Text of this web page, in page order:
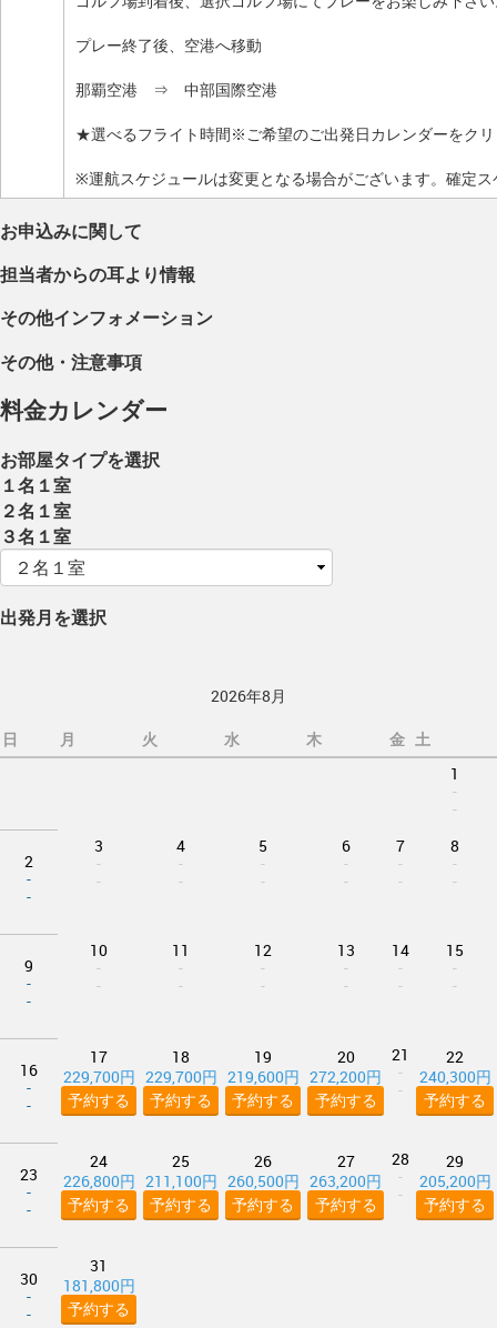
プレー終了後、空港へ移動
那覇空港 ⇒ 中部国際空港
★選べるフライト時間※ご希望のご出発日カレンダーをク
※運航スケジュールは変更となる場合がございます。確定
お申込みに関して
担当者からの耳より情報
その他インフォメーション
その他・注意事項
料金カレンダー
お部屋タイプを選択
１名１室
２名１室
３名１室
出発月を選択
2026年8月
日 月 火 水 木 金 土
1
-
-
2
-
-
3
-
-
4
-
-
5
-
-
6
-
-
7
-
-
8
-
-
9
-
-
10
-
-
11
-
-
12
-
-
13
-
-
14
-
-
15
-
-
16
-
-
17
229,700円
予約する
18
229,700円
予約する
19
219,600円
予約する
20
272,200円
予約する
21
-
-
22
240,300円
予約する
23
-
-
24
226,800円
予約する
25
211,100円
予約する
26
260,500円
予約する
27
263,200円
予約する
28
-
-
29
205,200円
予約する
30
-
-
31
181,800円
予約する